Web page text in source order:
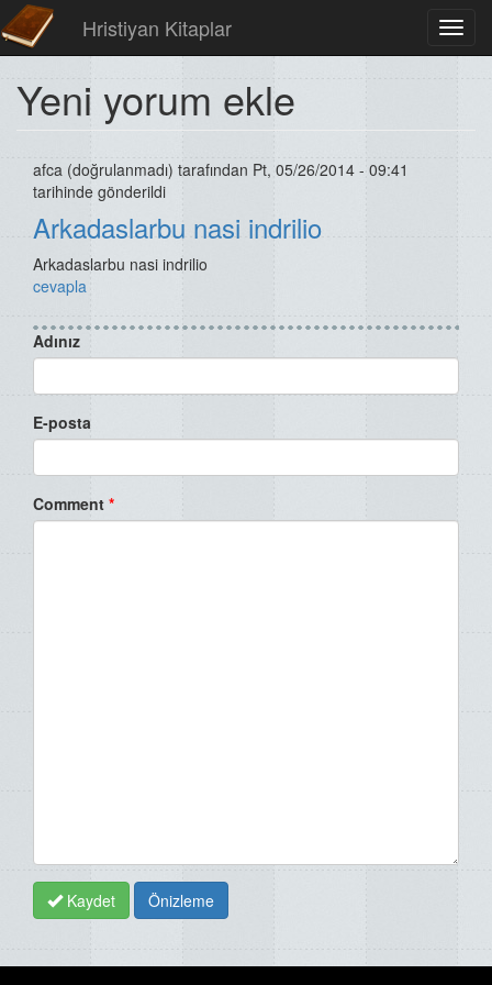
Hristiyan Kitaplar
Yeni yorum ekle
afca (doğrulanmadı) tarafından Pt, 05/26/2014 - 09:41
tarihinde gönderildi
Arkadaslarbu nasi indrilio
Arkadaslarbu nasi indrilio
cevapla
Adınız
E-posta
Comment *
Kaydet Önizleme